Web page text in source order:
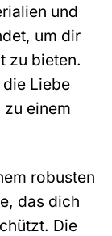
und
um dir
zu bieten.
Liebe
zu einem
robusten
das dich
Die